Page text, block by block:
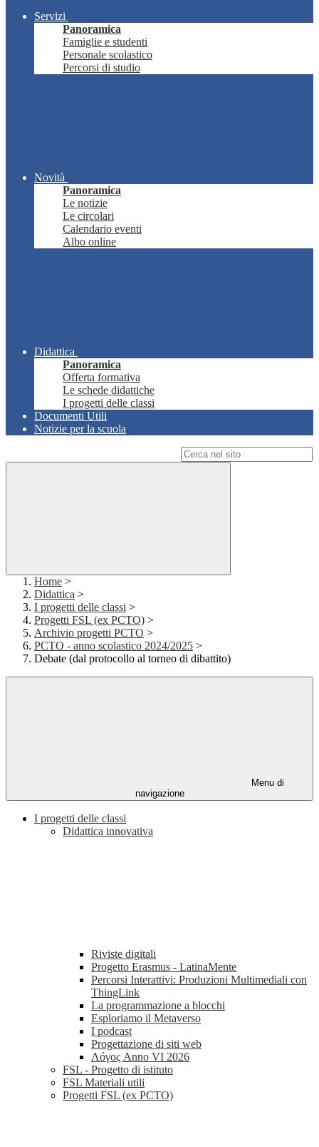
Servizi
Panoramica
Famiglie e studenti
Personale scolastico
Percorsi di studio
Novità
Panoramica
Le notizie
Le circolari
Calendario eventi
Albo online
Didattica
Panoramica
Offerta formativa
Le schede didattiche
I progetti delle classi
Documenti Utili
Notizie per la scuola
Home >
Didattica >
I progetti delle classi >
Progetti FSL (ex PCTO) >
Archivio progetti PCTO >
PCTO - anno scolastico 2024/2025 >
Debate (dal protocollo al torneo di dibattito)
Menu di
navigazione
I progetti delle classi
Didattica innovativa
Riviste digitali
Progetto Erasmus - LatinaMente
Percorsi Interattivi: Produzioni Multimediali con
ThingLink
La programmazione a blocchi
Esploriamo il Metaverso
I podcast
Progettazione di siti web
Λóγος Anno VI 2026
FSL - Progetto di istituto
FSL Materiali utili
Progetti FSL (ex PCTO)